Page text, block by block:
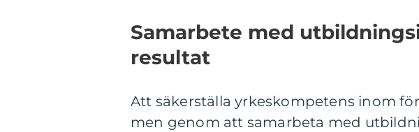
Samarbete med
resultat
Att säkerställa yrkeskompetens inom
men genom att samarbeta med